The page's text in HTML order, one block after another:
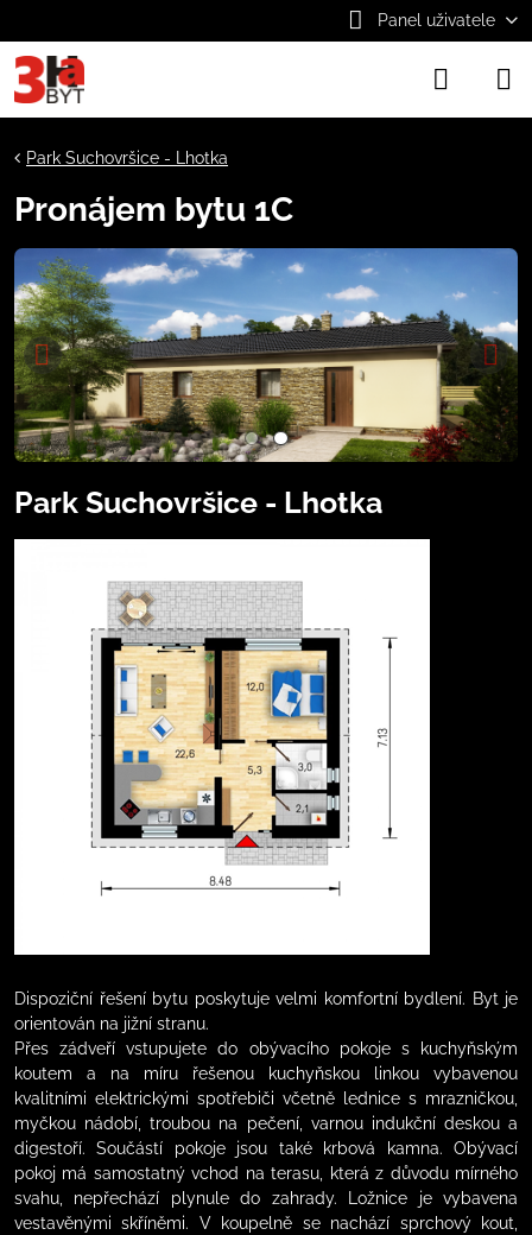
Panel uživatele
Park Suchovršice - Lhotka
Pronájem bytu 1C
Park Suchovršice - Lhotka
Dispoziční řešení bytu poskytuje velmi komfortní bydlení. Byt je
orientován na jižní stranu.
Přes zádveří vstupujete do obývacího pokoje s kuchyňským
koutem a na míru řešenou kuchyňskou linkou vybavenou
kvalitními elektrickými spotřebiči včetně lednice s mrazničkou,
myčkou nádobí, troubou na pečení, varnou indukční deskou a
digestoří. Součástí pokoje jsou také krbová kamna. Obývací
pokoj má samostatný vchod na terasu, která z důvodu mírného
svahu, nepřechází plynule do zahrady. Ložnice je vybavena
vestavěnými skříněmi. V koupelně se nachází sprchový kout,